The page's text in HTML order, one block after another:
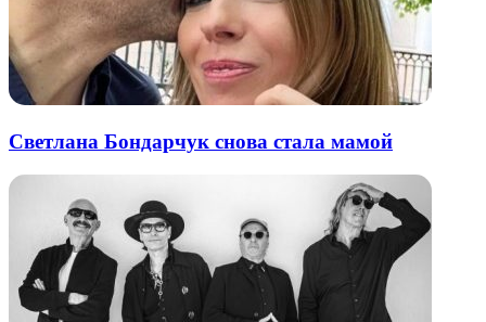
Светлана Бондарчук снова стала мамой